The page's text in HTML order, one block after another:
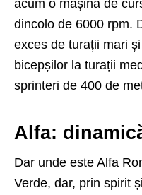
acum o mașină de
dincolo de 6000 rpm.
exces de turații mari
bicepșilor la turații
sprinteri de 400 de
Alfa:
Dar unde este Alfa
Verde, dar, prin spirit